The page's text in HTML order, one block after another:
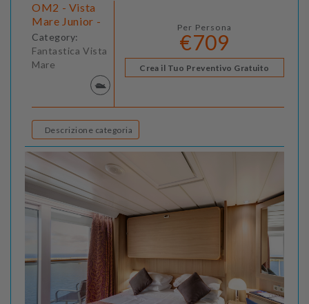
OM2 - Vista
Mare Junior -
Category:
Fantastica Vista
Mare
Per Persona
€709
Crea il Tuo Preventivo Gratuito
Descrizione categoria